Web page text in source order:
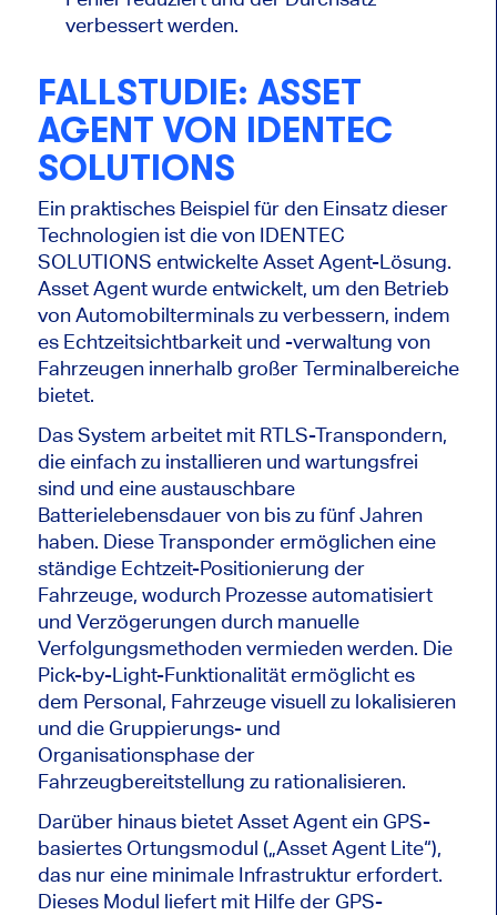
verbessert werden.
FALLSTUDIE: ASSET
AGENT VON IDENTEC
SOLUTIONS
Ein praktisches Beispiel für den Einsatz dieser
Technologien ist die von IDENTEC
SOLUTIONS entwickelte Asset Agent-Lösung.
Asset Agent wurde entwickelt, um den Betrieb
von Automobilterminals zu verbessern, indem
es Echtzeitsichtbarkeit und -verwaltung von
Fahrzeugen innerhalb großer Terminalbereiche
bietet.
Das System arbeitet mit RTLS-Transpondern,
die einfach zu installieren und wartungsfrei
sind und eine austauschbare
Batterielebensdauer von bis zu fünf Jahren
haben. Diese Transponder ermöglichen eine
ständige Echtzeit-Positionierung der
Fahrzeuge, wodurch Prozesse automatisiert
und Verzögerungen durch manuelle
Verfolgungsmethoden vermieden werden. Die
Pick-by-Light-Funktionalität ermöglicht es
dem Personal, Fahrzeuge visuell zu lokalisieren
und die Gruppierungs- und
Organisationsphase der
Fahrzeugbereitstellung zu rationalisieren.
Darüber hinaus bietet Asset Agent ein GPS-
basiertes Ortungsmodul („Asset Agent Lite“),
das nur eine minimale Infrastruktur erfordert.
Dieses Modul liefert mit Hilfe der GPS-